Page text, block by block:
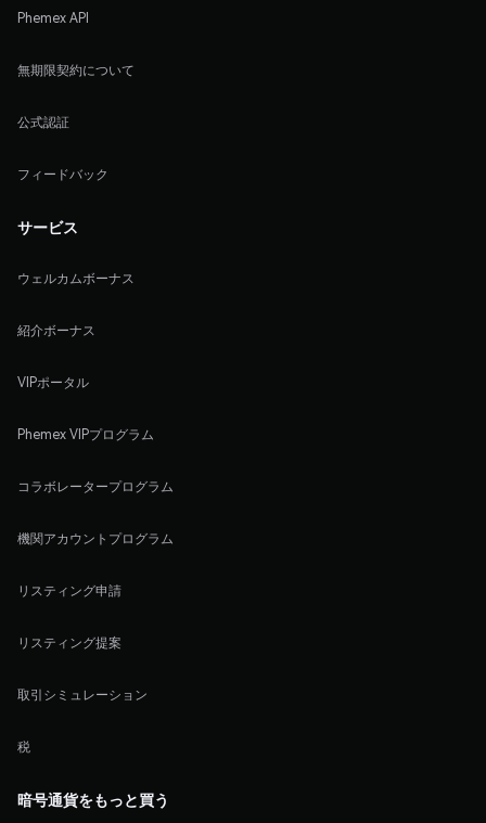
Phemex API
無期限契約について
公式認証
フィードバック
サービス
ウェルカムボーナス
紹介ボーナス
VIPポータル
Phemex VIPプログラム
コラボレータープログラム
機関アカウントプログラム
リスティング申請
リスティング提案
取引シミュレーション
税
暗号通貨をもっと買う